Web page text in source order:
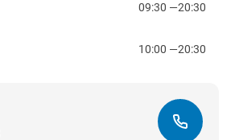
09:30 —20:30
10:00 —20:30